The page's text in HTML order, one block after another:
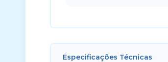
Especificações Técnicas